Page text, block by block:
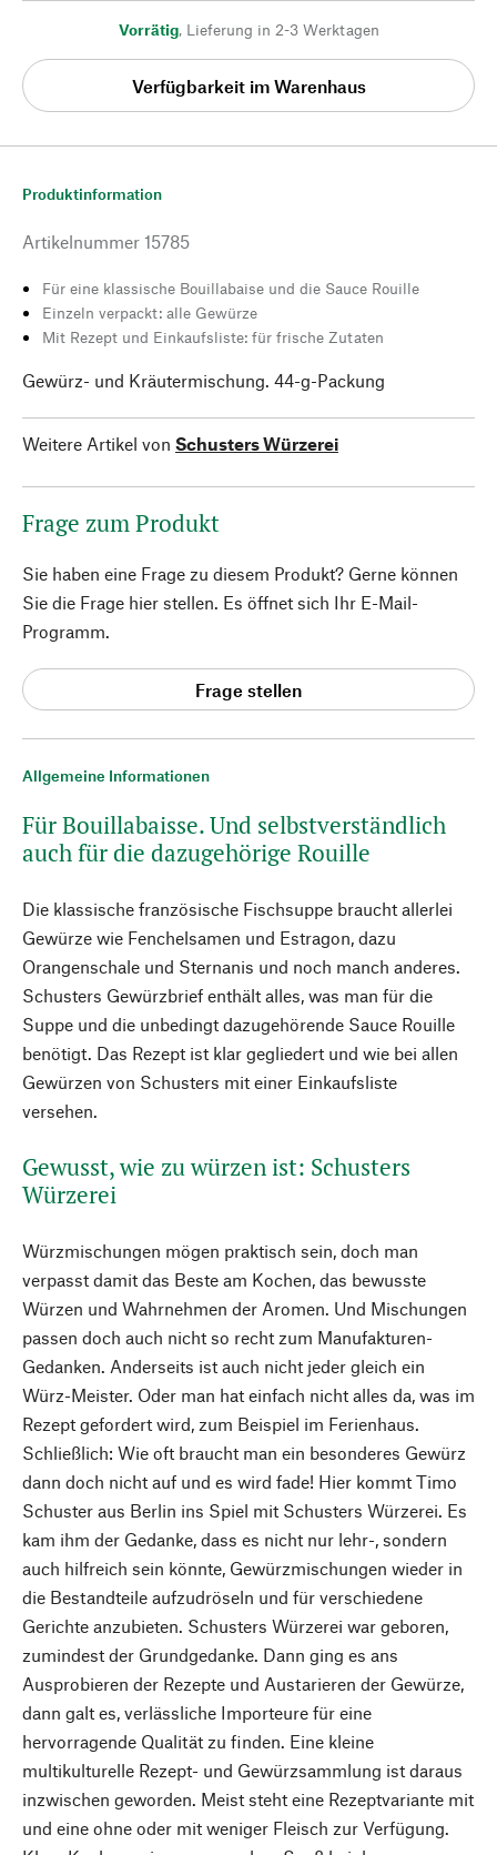
Vorrätig, Lieferung in 2-3 Werktagen
Verfügbarkeit im Warenhaus
Allgemeine Informationen
Für Bouillabaisse. Und selbstverständlich
auch für die dazugehörige Rouille
Die klassische französische Fischsuppe braucht allerlei
Gewürze wie Fenchelsamen und Estragon, dazu
Orangenschale und Sternanis und noch manch anderes.
Schusters Gewürzbrief enthält alles, was man für die
Suppe und die unbedingt dazugehörende Sauce Rouille
benötigt. Das Rezept ist klar gegliedert und wie bei allen
Gewürzen von Schusters mit einer Einkaufsliste
versehen.
Gewusst, wie zu würzen ist: Schusters
Würzerei
Würzmischungen mögen praktisch sein, doch man
verpasst damit das Beste am Kochen, das bewusste
Würzen und Wahrnehmen der Aromen. Und Mischungen
passen doch auch nicht so recht zum Manufakturen-
Gedanken. Anderseits ist auch nicht jeder gleich ein
Würz-Meister. Oder man hat einfach nicht alles da, was im
Rezept gefordert wird, zum Beispiel im Ferienhaus.
Schließlich: Wie oft braucht man ein besonderes Gewürz
dann doch nicht auf und es wird fade! Hier kommt Timo
Schuster aus Berlin ins Spiel mit Schusters Würzerei. Es
kam ihm der Gedanke, dass es nicht nur lehr-, sondern
auch hilfreich sein könnte, Gewürzmischungen wieder in
die Bestandteile aufzudröseln und für verschiedene
Gerichte anzubieten. Schusters Würzerei war geboren,
zumindest der Grundgedanke. Dann ging es ans
Ausprobieren der Rezepte und Austarieren der Gewürze,
dann galt es, verlässliche Importeure für eine
hervorragende Qualität zu finden. Eine kleine
multikulturelle Rezept- und Gewürzsammlung ist daraus
inzwischen geworden. Meist steht eine Rezeptvariante mit
und eine ohne oder mit weniger Fleisch zur Verfügung.
Produktinformation
Artikelnummer 15785
Für eine klassische Bouillabaise und die Sauce Rouille
Einzeln verpackt: alle Gewürze
Mit Rezept und Einkaufsliste: für frische Zutaten
Gewürz- und Kräutermischung. 44-g-Packung
Weitere Artikel von Schusters Würzerei
Frage zum Produkt
Sie haben eine Frage zu diesem Produkt? Gerne können
Sie die Frage hier stellen. Es öffnet sich Ihr E-Mail-
Programm.
Frage stellen